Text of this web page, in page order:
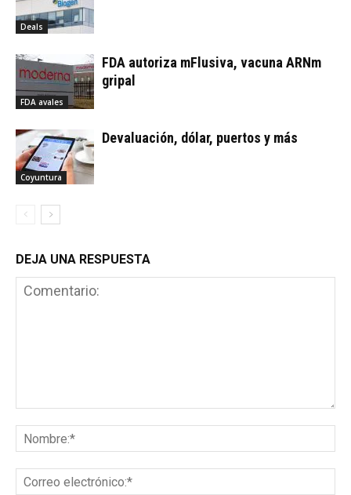
Deals
FDA avales
FDA autoriza mFlusiva, vacuna ARNm
gripal
Coyuntura
Devaluación, dólar, puertos y más
DEJA UNA RESPUESTA